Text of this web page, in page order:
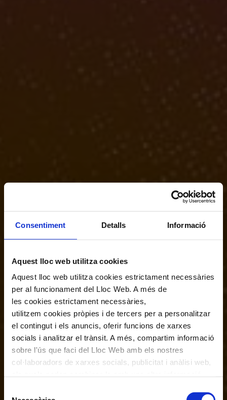
Consentiment Detalls Informació
Aquest lloc web utilitza cookies
Aquest lloc web utilitza cookies estrictament necessàries
per al funcionament del Lloc Web. A més de
les cookies estrictament necessàries,
utilitzem cookies pròpies i de tercers per a personalitzar
el contingut i els anuncis, oferir funcions de xarxes
socials i analitzar el trànsit. A més, compartim informació
sobre l'ús que faci del Lloc Web amb els nostres
col·laboradors de xarxes socials, publicitat i anàlisi web,